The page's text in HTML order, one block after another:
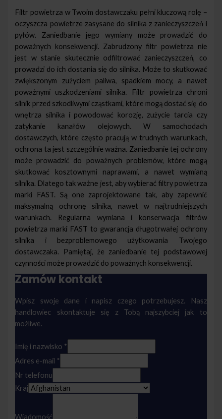
Filtr powietrza w Twoim dostawczaku pełni kluczową rolę –
oczyszcza powietrze zasysane do silnika z zanieczyszczeń i
pyłów. Zaniedbanie jego wymiany może prowadzić do
poważnych konsekwencji. Zabrudzony filtr powietrza nie
jest w stanie skutecznie odfiltrować zanieczyszczeń, co
prowadzi do ich dostania się do silnika. Może to skutkować
zwiększonym zużyciem paliwa, spadkiem mocy, a nawet
poważnymi uszkodzeniami silnika. Filtr powietrza chroni
silnik przed szkodliwymi cząstkami, które mogą dostać się do
wnętrza silnika i powodować korozję, zużycie tarcia czy
zatykanie kanałów olejowych. W samochodach
dostawczych, które często pracują w trudnych warunkach,
ochrona ta jest szczególnie ważna. Zaniedbanie tej ochrony
może prowadzić do poważnych problemów, które mogą
skutkować kosztownymi naprawami, a nawet wymianą
silnika. Dlatego tak ważne jest, aby wybierać filtry powietrza
marki FAST. Są one zaprojektowane tak, aby zapewnić
maksymalną ochronę silnika, nawet w najtrudniejszych
warunkach. Regularna wymiana i konserwacja filtrów
powietrza marki FAST to gwarancja długotrwałej ochrony
silnika i bezproblemowego użytkowania Twojego
dostawczaka. Pamiętaj, że zaniedbanie tej podstawowej
czynności może prowadzić do poważnych konsekwencji.
Zamów kontakt
Wpisz swoje dane i napisz czego potrzebujesz. Nasz
handlowiec skontaktuje się z Tobą najszybciej jak to
możliwe.
Imię i nazwisko *
Adres e-mail *
Nr telefonu
Kraj
Wiadomość